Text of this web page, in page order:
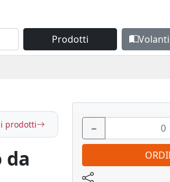
Prodotti
prodotti
da
−